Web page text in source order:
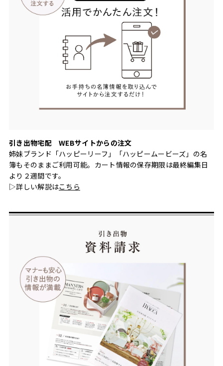
引き出物宅配 WEBサイトからの注文
姉妹ブランド「ハッピーリーフ」「ハッピームービーズ」の名
簿もそのままご利用可能。カート情報の保存期限は最終編集日
より２週間です。
▷詳しい解説はこちら